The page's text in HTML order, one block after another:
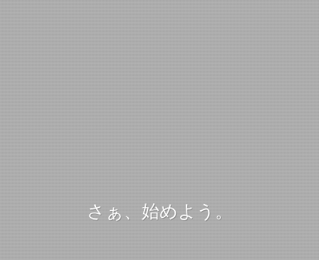
さぁ、始めよう。